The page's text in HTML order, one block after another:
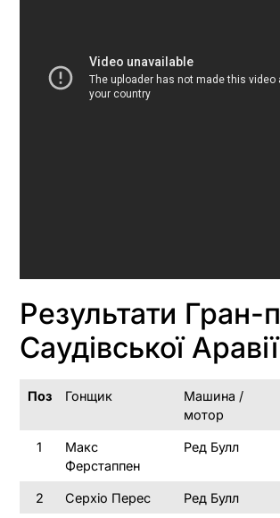
Результати Гран-
Саудівської Аравії
Поз Гонщик
Машина /
мотор
1
Макс
Ферстаппен
Ред Булл
2 Серхіо Перес Ред Булл